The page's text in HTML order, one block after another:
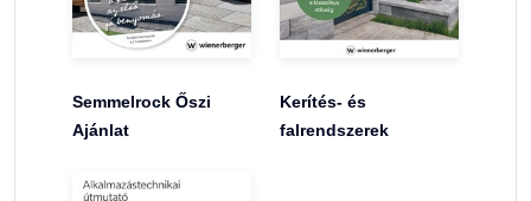
Semmelrock Őszi
Ajánlat
Kerítés- és
falrendszerek